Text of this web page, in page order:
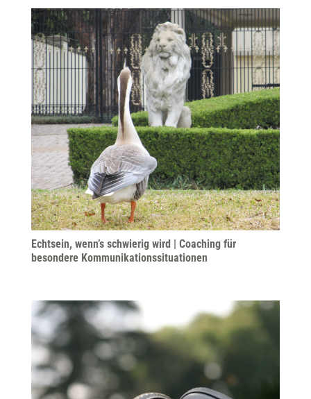
Echtsein, wenn’s schwierig wird | Coaching für
besondere Kommunikationssituationen